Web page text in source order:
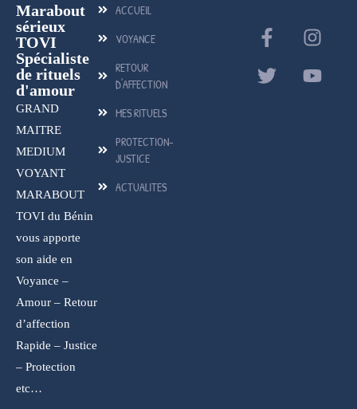
Marabout
sérieux
TOVI
Spécialiste
de rituels
d'amour
GRAND
MAITRE
MEDIUM
VOYANT
MARABOUT
TOVI du Bénin
vous apporte
son aide en
Voyance –
Amour – Retour
d’affection
Rapide – Justice
– Protection
etc…
ACCUEIL
VOYANCE
RETOUR
D'AFFECTION
MES RITUELS
PROTECTION-
JUSTICE
ACTUALITES